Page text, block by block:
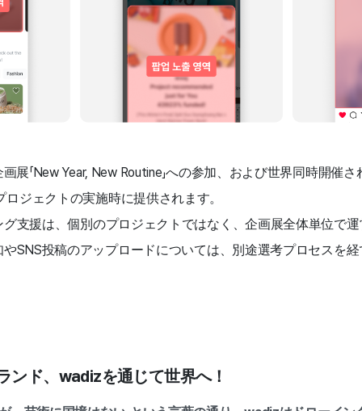
展「New Year, New Routine」への参加、および世界同時開催
ジェクトの実施時に提供されます。
支援は、個別のプロジェクトではなく、企画展全体単位で
SNS投稿のアップロードについては、別途選考プロセスを
ンド、wadizを通じて世界へ！